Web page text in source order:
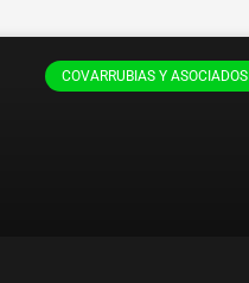
COVARRUBIAS Y ASOCIADOS